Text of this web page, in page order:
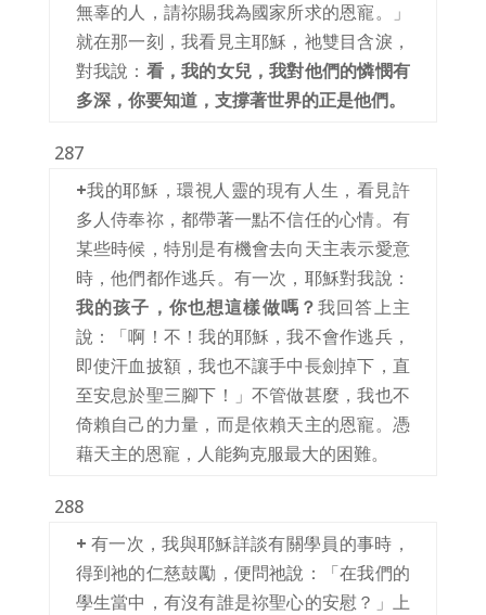
無辜的人，請祢賜我為國家所求的恩寵。」
就在那一刻，我看見主耶穌，祂雙目含淚，
對我說： 看，我的女兒，我對他們的憐憫有
多深，你要知道，支撐著世界的正是他們。
287
+我的耶穌，環視人靈的現有人生，看見許
多人侍奉祢，都帶著一點不信任的心情。有
某些時候，特別是有機會去向天主表示愛意
時，他們都作逃兵。有一次，耶穌對我說：
我的孩子，你也想這樣做嗎？我回答上主
說：「啊！不！我的耶穌，我不會作逃兵，
即使汗血披額，我也不讓手中長劍掉下，直
至安息於聖三腳下！」不管做甚麼，我也不
倚賴自己的力量，而是依賴天主的恩寵。憑
藉天主的恩寵，人能夠克服最大的困難。
288
+ 有一次，我與耶穌詳談有關學員的事時，
得到祂的仁慈鼓勵，便問祂說：「在我們的
學生當中，有沒有誰是祢聖心的安慰？」上